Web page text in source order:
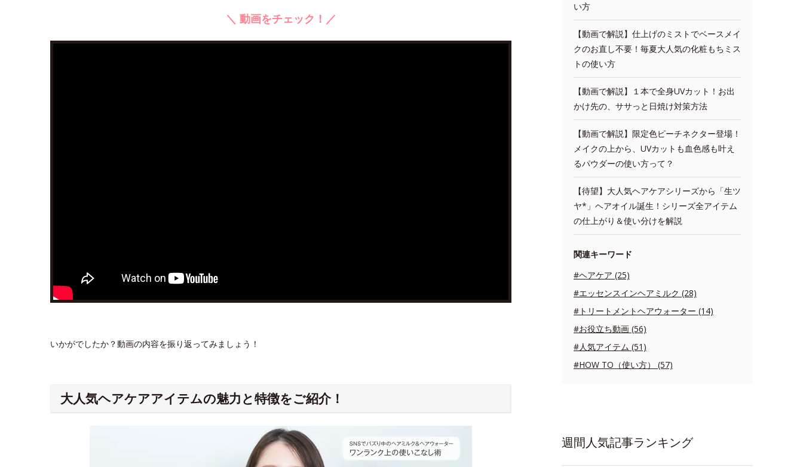
＼ 動画をチェック！／
いかがでしたか？動画の内容を振り返ってみましょう！
大人気ヘアケアアイテムの魅力と特徴をご紹介！
い方
【動画で解説】仕上げのミストでベースメイ
クのお直し不要！毎夏大人気の化粧もちミス
トの使い方
【動画で解説】１本で全身UVカット！お出
かけ先の、ササっと日焼け対策方法
【動画で解説】限定色ピーチネクター登場！
メイクの上から、UVカットも血色感も叶え
るパウダーの使い方って？
【待望】大人気ヘアケアシリーズから「生ツ
ヤ*」ヘアオイル誕生！シリーズ全アイテム
の仕上がり＆使い分けを解説
関連キーワード
#ヘアケア (25)
#エッセンスインヘアミルク (28)
#トリートメントヘアウォーター (14)
#お役立ち動画 (56)
#人気アイテム (51)
#HOW TO（使い方） (57)
週間人気記事ランキング